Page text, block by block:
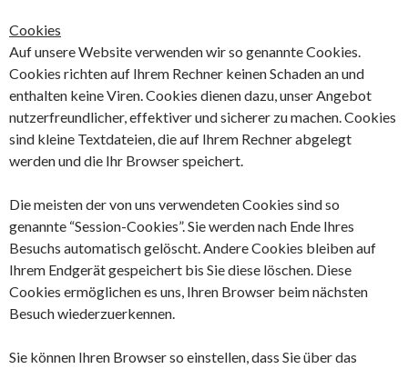
Cookies
Auf unsere Website verwenden wir so genannte Cookies.
Cookies richten auf Ihrem Rechner keinen Schaden an und
enthalten keine Viren. Cookies dienen dazu, unser Angebot
nutzerfreundlicher, effektiver und sicherer zu machen. Cookies
sind kleine Textdateien, die auf Ihrem Rechner abgelegt
werden und die Ihr Browser speichert.
Die meisten der von uns verwendeten Cookies sind so
genannte “Session-Cookies”. Sie werden nach Ende Ihres
Besuchs automatisch gelöscht. Andere Cookies bleiben auf
Ihrem Endgerät gespeichert bis Sie diese löschen. Diese
Cookies ermöglichen es uns, Ihren Browser beim nächsten
Besuch wiederzuerkennen.
Sie können Ihren Browser so einstellen, dass Sie über das